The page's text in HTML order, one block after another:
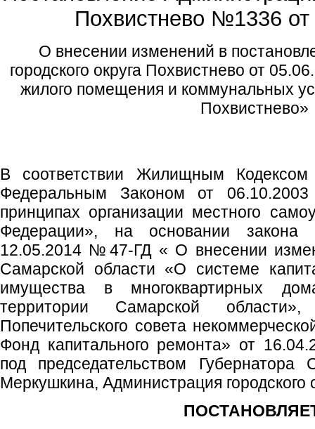
Похвистнево №1336 от
О внесении изменений в
городского округа Похвистнево от
жилого помещения и коммунальных
Похвистнево»
В соответствии Жилищным Кодексом
Федеральным Законом от
принципах организации местного
Федерации», на основании закона
12.05.2014 №47-ГД « О внесении
Самарской области «О системе
имущества в многоквартирных
территории Самарской области»,
Попечительского совета
Фонд капитального ремонта» от
под председательством
Меркушкина, Администрация городского